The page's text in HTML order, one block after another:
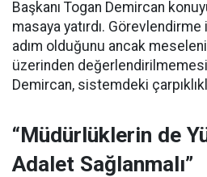
Başkanı Togan Demircan
masaya yatırdı.
adım olduğunu ancak
üzerinden
Demircan, sistemdeki
“Müdürlüklerin de
Adalet Sağlanmalı”